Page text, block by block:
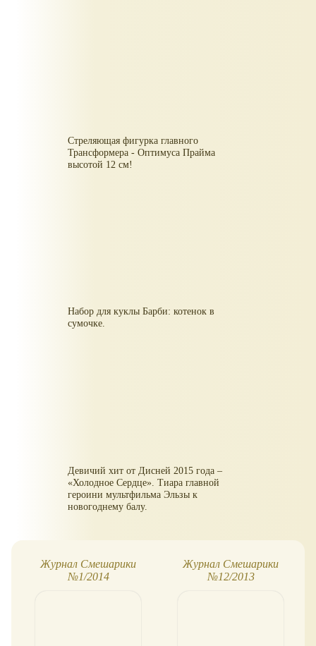
Стреляющая фигурка главного
Трансформера - Оптимуса Прайма
высотой 12 см!
Набор для куклы Барби: котенок в
сумочке.
Девичий хит от Дисней 2015 года –
«Холодное Сердце». Тиара главной
героини мультфильма Эльзы к
новогоднему балу.
Журнал Смешарики
№1/2014
Журнал Смешарики
№12/2013